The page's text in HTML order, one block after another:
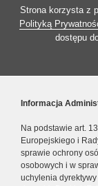
Strona korzysta z
Polityką
dostępu
Informacja
Na podstawie art.
Europejskiego i
sprawie ochrony
osobowych i w
uchylenia